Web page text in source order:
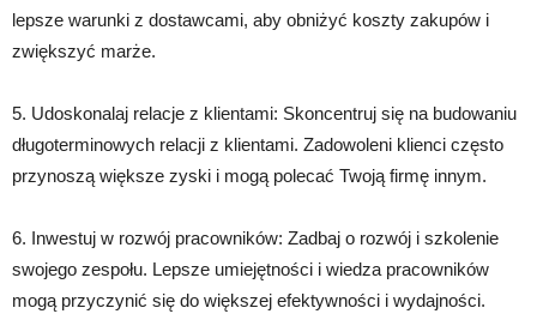
lepsze warunki z dostawcami, aby obniżyć koszty zakupów i
zwiększyć marże.
5. Udoskonalaj relacje z klientami: Skoncentruj się na budowaniu
długoterminowych relacji z klientami. Zadowoleni klienci często
przynoszą większe zyski i mogą polecać Twoją firmę innym.
6. Inwestuj w rozwój pracowników: Zadbaj o rozwój i szkolenie
swojego zespołu. Lepsze umiejętności i wiedza pracowników
mogą przyczynić się do większej efektywności i wydajności.